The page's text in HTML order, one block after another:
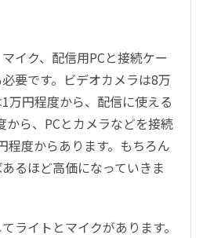
イク、配信用PCと接続ケー
要です。ビデオカメラは8万
万円程度から、配信に使える
から、PCとカメラなどを接続
程度からあります。もちろん
るほど高価になっていきま
ライトとマイクがあります。